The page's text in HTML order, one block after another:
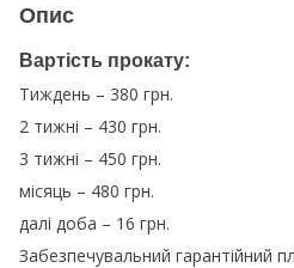
Опис
Вартість прокату:
Тиждень – 380 грн.
2 тижні – 430 грн.
3 тижні – 450 грн.
місяць – 480 грн.
далі доба – 16 грн.
Забезпечувальний гарантійний